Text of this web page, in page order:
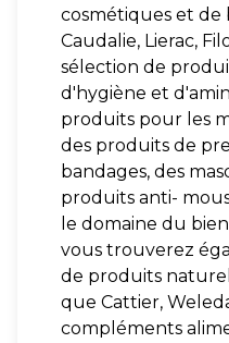
cosmétiques et de
Caudalie, Lierac,
sélection de
d'hygiène et
produits pour les
des produits de
bandages, des
produits anti-
le domaine du
vous trouverez
de produits
que Cattier,
compléments